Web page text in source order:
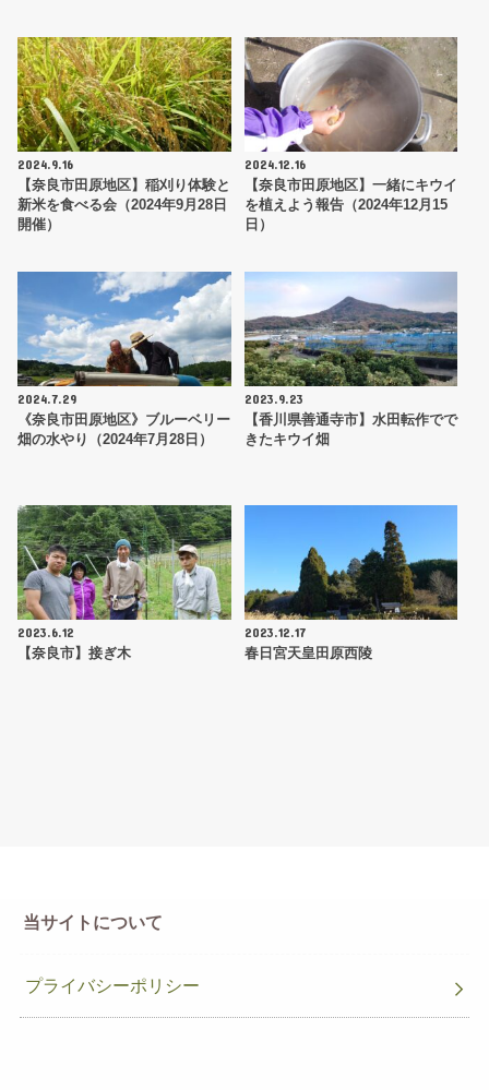
2024.9.16
【奈良市田原地区】稲刈り体験と
新米を食べる会（2024年9月28日
開催）
2024.12.16
【奈良市田原地区】一緒にキウイ
を植えよう報告（2024年12月15
日）
2024.7.29
《奈良市田原地区》ブルーベリー
畑の水やり（2024年7月28日）
2023.9.23
【香川県善通寺市】水田転作でで
きたキウイ畑
2023.6.12
【奈良市】接ぎ木
2023.12.17
春日宮天皇田原西陵
当サイトについて
プライバシーポリシー